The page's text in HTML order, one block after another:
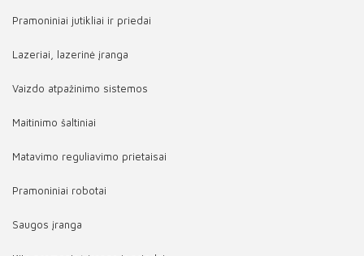
Pramoniniai jutikliai ir priedai
Lazeriai, lazerinė įranga
Vaizdo atpažinimo sistemos
Maitinimo šaltiniai
Matavimo reguliavimo prietaisai
Pramoniniai robotai
Saugos įranga